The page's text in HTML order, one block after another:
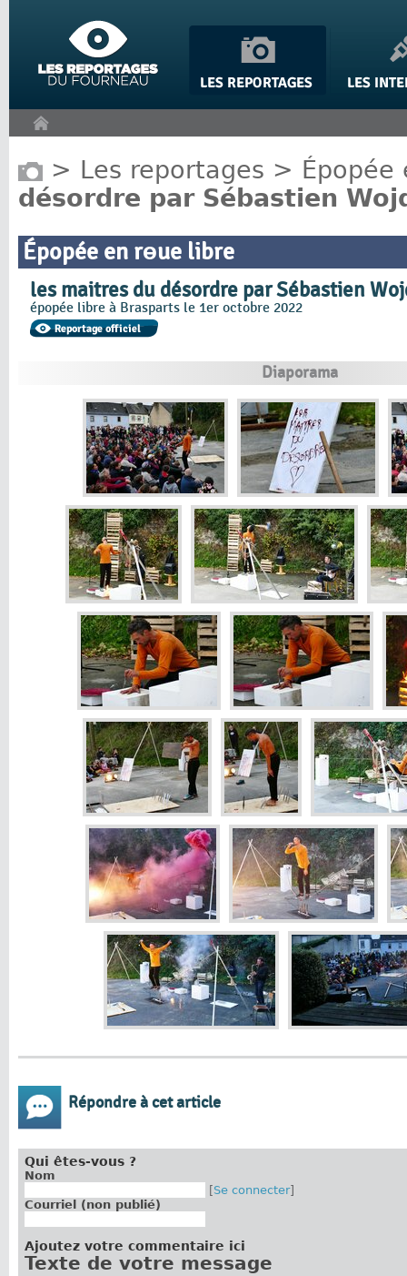
> Les reportages > Épopée
désordre par Sébastien
Épopée en rɵue libre
les maitres du désordre par Sébastien
épopée libre à Brasparts le 1er octobre 2022
Diaporama
Répondre à cet article
Qui êtes-vous ?
Nom
[Se connecter]
Courriel (non publié)
Ajoutez votre commentaire ici
Texte de votre message